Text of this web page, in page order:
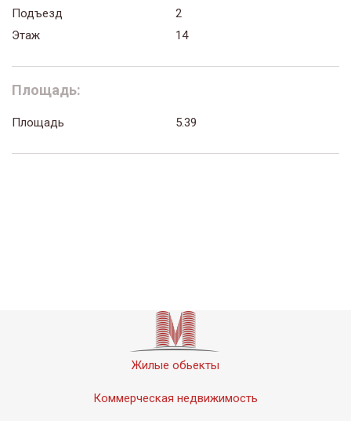
Подъезд
2
Этаж
14
Площадь:
Площадь 5.39
Жилые обьекты
Коммерческая недвижимость